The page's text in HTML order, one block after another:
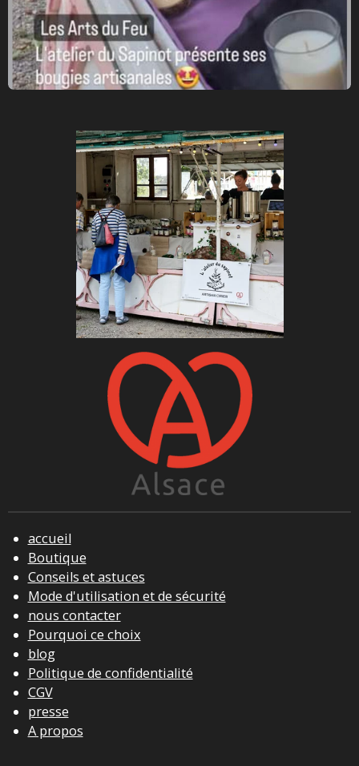
accueil
Boutique
Conseils et astuces
Mode d'utilisation et de sécurité
nous contacter
Pourquoi ce choix
blog
Politique de confidentialité
CGV
presse
A propos